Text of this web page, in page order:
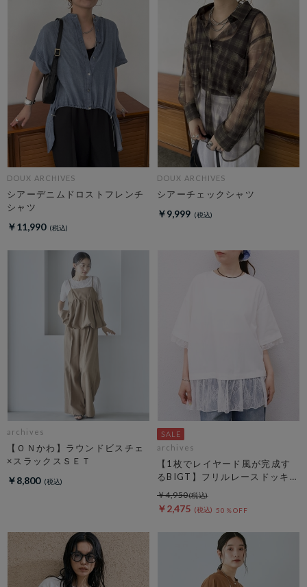
DOUX ARCHIVES
シアーデニムドロストフレンチ
シャツ
￥11,990
DOUX ARCHIVES
シアーチェックシャツ
￥9,999
archives
【ＯＮかわ】ラウンドビスチェ
×スラックスＳＥＴ
￥8,800
archives
【1枚でレイヤード風が完成す
るBIGT】フリルレースドッキン
グＢＩＧＴＥＥ
￥2,475 50％OFF
￥4,950